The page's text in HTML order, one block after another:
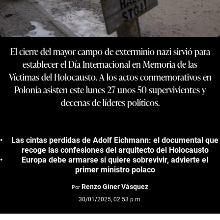
El cierre del mayor campo de exterminio nazi sirvió para
establecer el Día Internacional en Memoria de las
Víctimas del Holocausto. A los actos conmemorativos en
Polonia asisten este lunes 27 unos 50 supervivientes y
decenas de líderes políticos.
Las cintas perdidas de Adolf Eichmann: el documental que
recoge las confesiones del arquitecto del Holocausto
Europa debe armarse si quiere sobrevivir, advierte el
primer ministro polaco
Por Renzo Giner Vásquez
30/01/2025, 02:53 p.m.